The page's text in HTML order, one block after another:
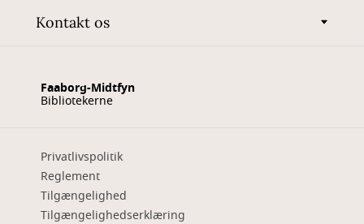
Kontakt os
Faaborg-Midtfyn
Bibliotekerne
Privatlivspolitik
Reglement
Tilgængelighed
Tilgængelighedserklæring